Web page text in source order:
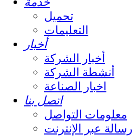
تحميل
التعليمات
أخبار
أخبار الشركة
أنشطة الشركة
اخبار الصناعة
اتصل بنا
معلومات التواصل
رسالة عبر الإنترنت